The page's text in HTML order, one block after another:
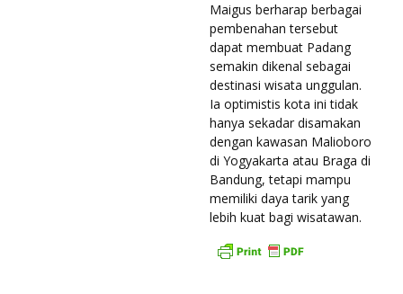
Maigus berharap berbagai
pembenahan tersebut
dapat membuat Padang
semakin dikenal sebagai
destinasi wisata unggulan.
Ia optimistis kota ini tidak
hanya sekadar disamakan
dengan kawasan Malioboro
di Yogyakarta atau Braga di
Bandung, tetapi mampu
memiliki daya tarik yang
lebih kuat bagi wisatawan.